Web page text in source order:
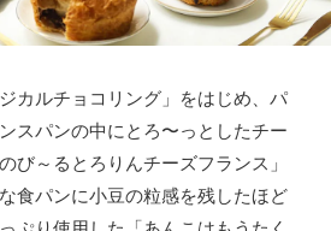
カルチョコリング」をはじめ、パ
スパンの中にとろ〜っとしたチー
び～るとろりんチーズフランス」
食パンに小豆の粒感を残したほど